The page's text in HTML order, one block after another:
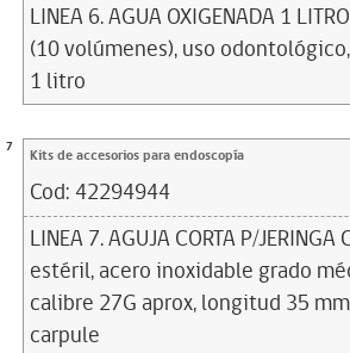
LINEA 6. AGUA OXIGENADA 1
(10 volúmenes), uso
1 litro
7 Kits de accesorios para endoscopía
Cod: 42294944
LINEA 7. AGUJA CORTA P/
estéril, acero inoxidable grado
calibre 27G aprox, longitud 35
carpule